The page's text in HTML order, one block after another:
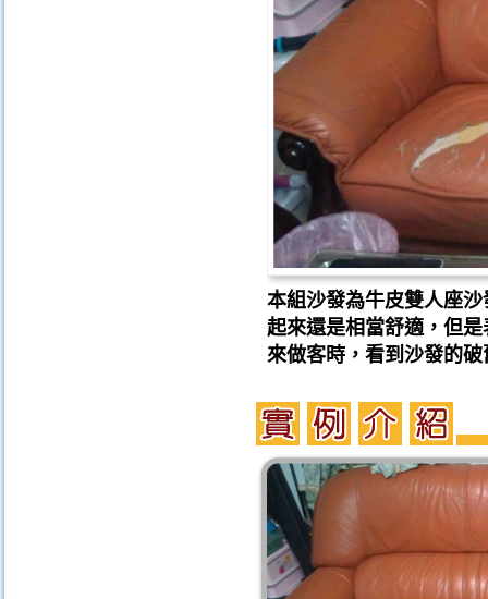
本組沙發為牛皮雙人座
起來還是相當舒適，但
來做客時，看到沙發的